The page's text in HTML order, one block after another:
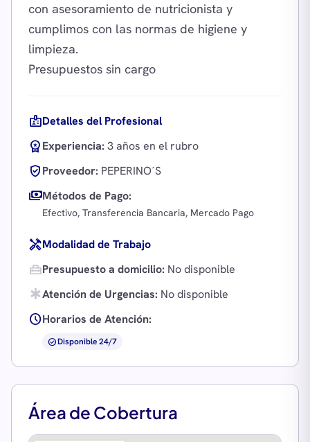
con asesoramiento de nutricionista y
cumplimos con las normas de higiene y
limpieza.
badgeDetalles del Profesional
workspace_premiumExperiencia: 3 años en el rubro
verified_userProveedor: PEPERINO´S
paymentsMétodos de Pago:
Efectivo, Transferencia Bancaria, Mercado Pago
handymanModalidad de Trabajo
home_repair_servicePresupuesto a domicilio: No disponible
emergencyAtención de Urgencias: No disponible
scheduleHorarios de Atención:
check_circleDisponible 24/7
Área de Cobertura